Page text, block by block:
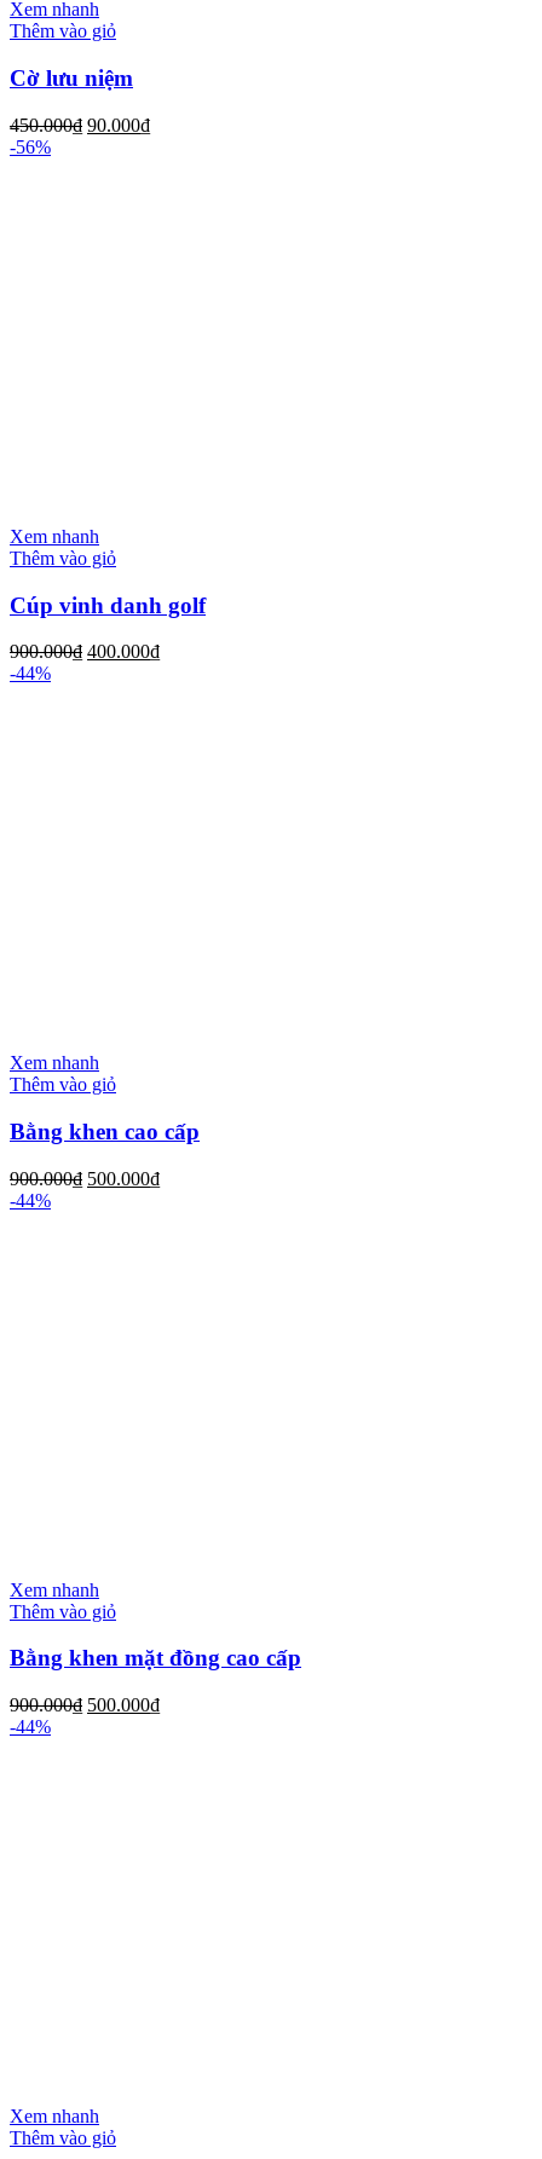
Xem nhanh
Thêm vào giỏ
Cờ lưu niệm
450.000₫ 90.000₫
-56%
Xem nhanh
Thêm vào giỏ
Cúp vinh danh golf
900.000₫ 400.000₫
-44%
Xem nhanh
Thêm vào giỏ
Bằng khen cao cấp
900.000₫ 500.000₫
-44%
Xem nhanh
Thêm vào giỏ
Bằng khen mặt đồng cao cấp
900.000₫ 500.000₫
-44%
Xem nhanh
Thêm vào giỏ